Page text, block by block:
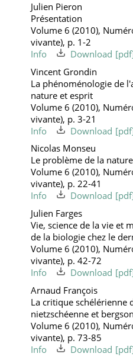
Julien Pieron
Présentation
Volume 6 (2010),
vivante), p. 1-2
Info
Download
Vincent Grondin
La phénoménologie de
nature et esprit
Volume 6 (2010),
vivante), p. 3-21
Info
Download
Nicolas Monseu
Le problème de la
Volume 6 (2010),
vivante), p. 22-41
Info
Download
Julien Farges
Vie, science de la vie et
de la biologie chez le
Volume 6 (2010),
vivante), p. 42-72
Info
Download
Arnaud François
La critique schélérienne
nietzschéenne et
Volume 6 (2010),
vivante), p. 73-85
Info
Download